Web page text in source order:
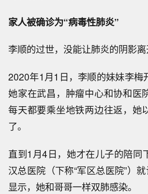
家人被确诊为“病毒性肺炎”
李顺的过世，没能让肺炎的阴影离
2020年1月1日，李顺的妹妹李梅
她家在武昌，肿瘤中心和协和医
每天都要乘坐地铁两边往返，她
了。
直到1月4日，她才在儿子的陪同
汉总医院（下称“军区总医院”）
显示，她和哥哥一样双肺感染。